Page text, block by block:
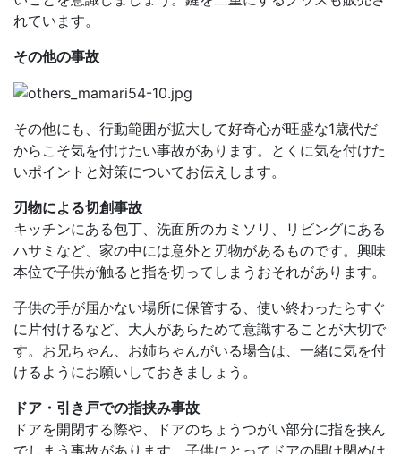
れています。
その他の事故
その他にも、行動範囲が拡大して好奇心が旺盛な1歳代だ
からこそ気を付けたい事故があります。とくに気を付けた
いポイントと対策についてお伝えします。
刃物による切創事故
キッチンにある包丁、洗面所のカミソリ、リビングにある
ハサミなど、家の中には意外と刃物があるものです。興味
本位で子供が触ると指を切ってしまうおそれがあります。
子供の手が届かない場所に保管する、使い終わったらすぐ
に片付けるなど、大人があらためて意識することが大切で
す。お兄ちゃん、お姉ちゃんがいる場合は、一緒に気を付
けるようにお願いしておきましょう。
ドア・引き戸での指挟み事故
ドアを開閉する際や、ドアのちょうつがい部分に指を挟ん